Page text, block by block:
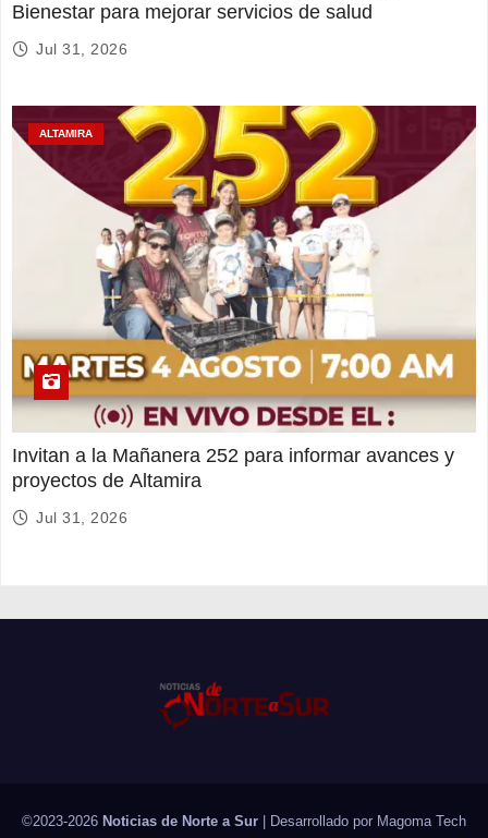
Bienestar para mejorar servicios de salud
Jul 31, 2026
ALTAMIRA
Invitan a la Mañanera 252 para informar avances y
proyectos de Altamira
Jul 31, 2026
©2023-2026 Noticias de Norte a Sur | Desarrollado por Magoma Tech